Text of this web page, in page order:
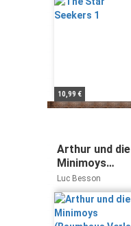
10,99 €
Arthur und die
Minimoys
(Baumhaus
Verlag)
Luc Besson